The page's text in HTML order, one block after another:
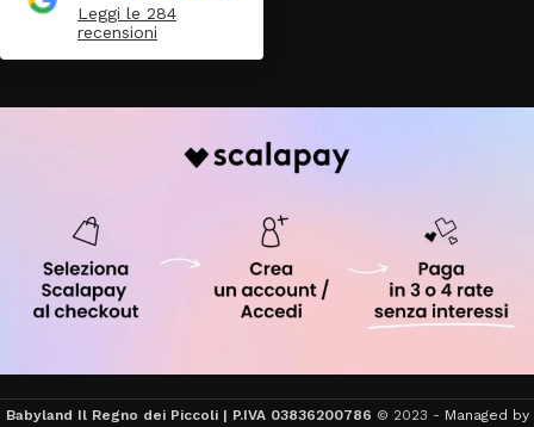
Leggi le 284
recensioni
Babyland Il Regno dei Piccoli | P.IVA 03836200786 © 2023 - Managed by